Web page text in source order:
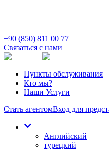
+90 (850) 811 00 77
Связаться с нами
Пункты обслуживания
Кто мы?
Наши Услуги
Стать агентомВход для
Английский
турецкий